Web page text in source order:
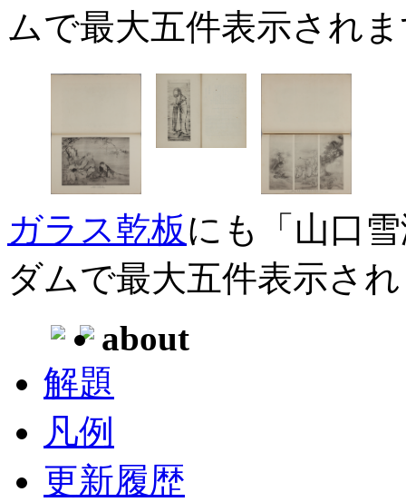
ムで最大五件表示され
ガラス乾板にも「山口
ダムで最大五件表示さ
about
解題
凡例
更新履歴